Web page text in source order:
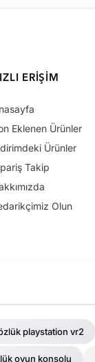
ERIŞIM
Eklenen Ürünler
Ürünler
Takip
Olun
playstation vr2
oyun konsolu